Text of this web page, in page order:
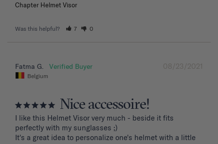
Chapter Helmet Visor
Was this helpful? 7 0
08/23/2021
Fatma G.
Belgium
Nice accessoire!
I like this Helmet Visor very much - beside it fits
perfectly with my sunglasses ;)
It's a great idea to personalize one's helmet with a little